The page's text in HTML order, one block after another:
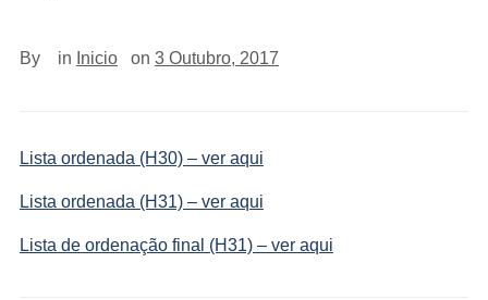
By in Inicio on 3 Outubro, 2017
Lista ordenada (H30) – ver aqui
Lista ordenada (H31) – ver aqui
Lista de ordenação final (H31) – ver aqui